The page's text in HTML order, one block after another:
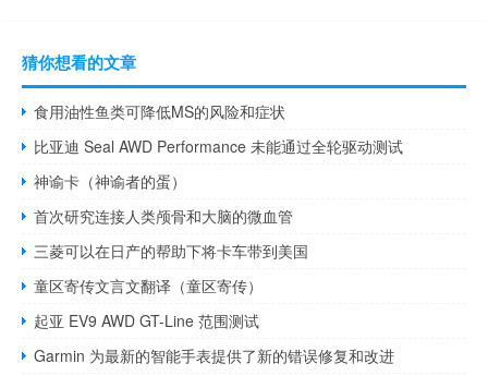
猜你想看的文章
食用油性鱼类可降低MS的风险和症状
比亚迪 Seal AWD Performance 未能通过全轮驱动测试
神谕卡（神谕者的蛋）
首次研究连接人类颅骨和大脑的微血管
三菱可以在日产的帮助下将卡车带到美国
童区寄传文言文翻译（童区寄传）
起亚 EV9 AWD GT-Line 范围测试
Garmin 为最新的智能手表提供了新的错误修复和改进